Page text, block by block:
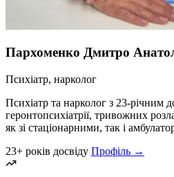
Пархоменко Дмитро
Психіатр, нарколог
Психіатр та нарколог з 23-річним
геронтопсихіатрії, тривожних
як зі стаціонарними, так і
23+ років досвіду Профіль →